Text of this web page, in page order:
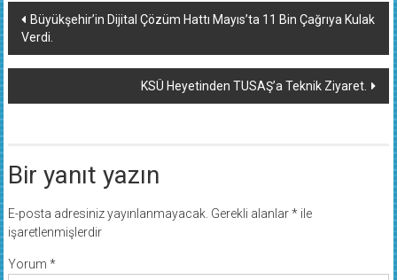
Yazı
dolaşımı
Büyükşehir’in Dijital Çözüm Hattı Mayıs’ta 11 Bin Çağrıya Kulak
Verdi.
KSÜ Heyetinden TUSAŞ’a Teknik Ziyaret.
Bir yanıt yazın
E-posta adresiniz yayınlanmayacak. Gerekli alanlar*ile
işaretlenmişlerdir
Yorum *